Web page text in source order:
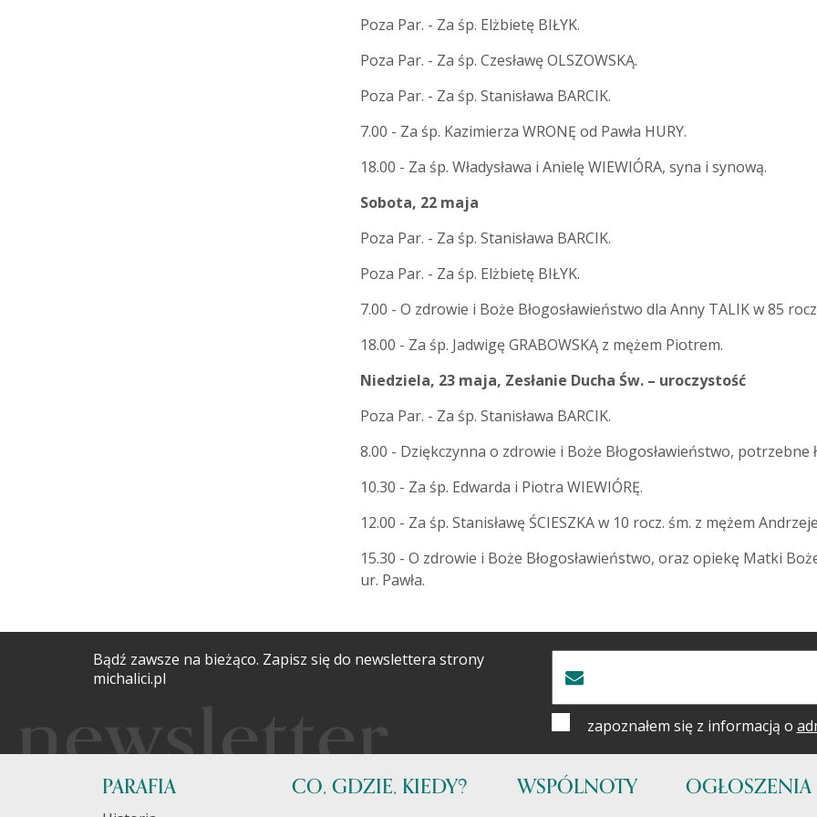
Poza Par. - Za śp. Elżbietę BIŁYK.
Poza Par. - Za śp. Czesławę OLSZOWSKĄ.
Poza Par. - Za śp. Stanisława BARCIK.
7.00 - Za śp. Kazimierza WRONĘ od Pawła HURY.
18.00 - Za śp. Władysława i Anielę WIEWIÓRA, syna i synową.
Sobota, 22 maja
Poza Par. - Za śp. Stanisława BARCIK.
Poza Par. - Za śp. Elżbietę BIŁYK.
7.00 - O zdrowie i Boże Błogosławieństwo dla Anny TALIK w 85
18.00 - Za śp. Jadwigę GRABOWSKĄ z mężem Piotrem.
Niedziela, 23 maja, Zesłanie Ducha Św. – uroczystość
Poza Par. - Za śp. Stanisława BARCIK.
8.00 - Dziękczynna o zdrowie i Boże Błogosławieństwo, potrzebne
10.30 - Za śp. Edwarda i Piotra WIEWIÓRĘ.
12.00 - Za śp. Stanisławę ŚCIESZKA w 10 rocz. śm. z mężem
15.30 - O zdrowie i Boże Błogosławieństwo, oraz opiekę Matki
ur. Pawła.
Bądź zawsze na bieżąco. Zapisz się do newslettera strony
michalici.pl
zapoznałem się z informacją o
PARAFIA CO, GDZIE, KIEDY? WSPÓLNOTY OGŁOSZENIA